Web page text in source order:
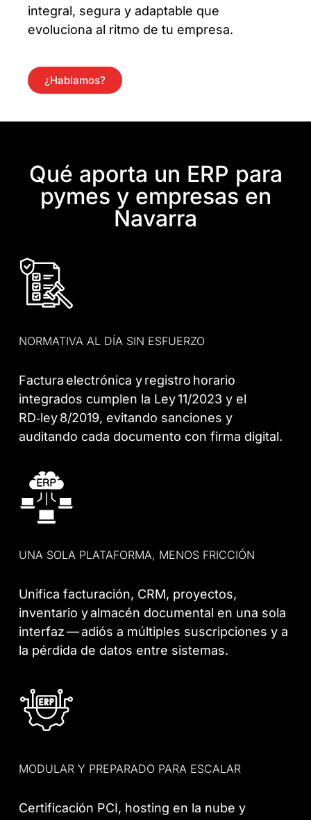
integral, segura y adaptable que
evoluciona al ritmo de tu empresa.
¿Hablamos?
Qué aporta un ERP para
pymes y empresas en
Navarra
NORMATIVA AL DÍA SIN ESFUERZO
Factura electrónica y registro horario
integrados cumplen la Ley 11/2023 y el
RD‑ley 8/2019, evitando sanciones y
auditando cada documento con firma digital.
UNA SOLA PLATAFORMA, MENOS FRICCIÓN
Unifica facturación, CRM, proyectos,
inventario y almacén documental en una sola
interfaz — adiós a múltiples suscripciones y a
la pérdida de datos entre sistemas.
MODULAR Y PREPARADO PARA ESCALAR
Certificación PCI, hosting en la nube y